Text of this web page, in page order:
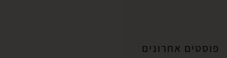
פוסטים אחרונים